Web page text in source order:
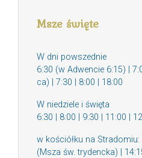
Msze święte
W dni powszednie
6:30 (w Adwencie 6:15) |
ca) | 7:30 | 8:00 | 18:00
W niedziele i święta
6:30 | 8:00 | 9:30 | 11:00 |
w kościółku na Stradomiu:
(Msza św. trydencka) |